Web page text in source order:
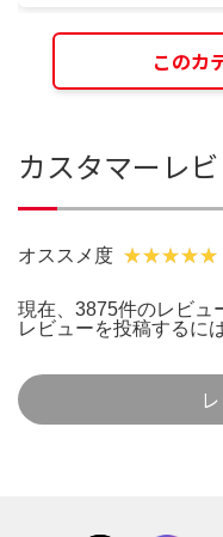
このカ
カスタマーレ
オススメ度
現在、3875件のレビュ
レビューを投稿するに